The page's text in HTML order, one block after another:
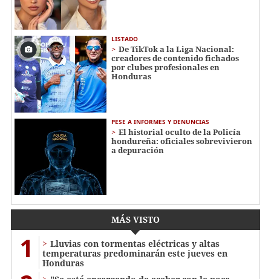
LISTADO
De TikTok a la Liga Nacional:
creadores de contenido fichados
por clubes profesionales en
Honduras
PESE A INFORMES Y DENUNCIAS
El historial oculto de la Policía
hondureña: oficiales sobrevivieron
a depuración
MÁS VISTO
1
Lluvias con tormentas eléctricas y altas
temperaturas predominarán este jueves en
Honduras